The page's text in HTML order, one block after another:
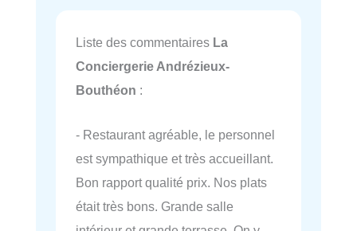
Liste des commentaires La
Conciergerie Andrézieux-
Bouthéon :
- Restaurant agréable, le personnel
est sympathique et très accueillant.
Bon rapport qualité prix. Nos plats
était très bons. Grande salle